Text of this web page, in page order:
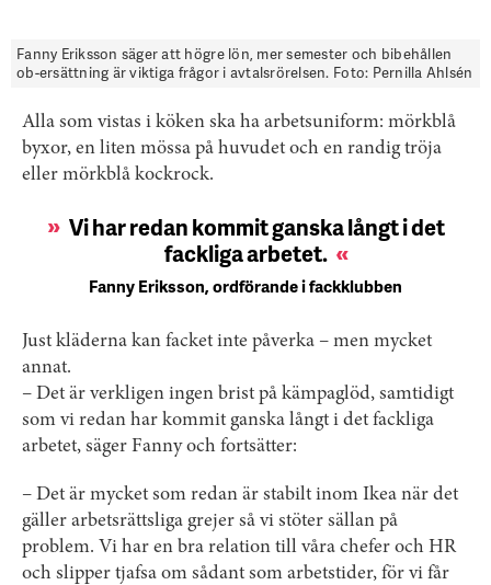
Fanny Eriksson säger att högre lön, mer semester och bibehållen
ob-ersättning är viktiga frågor i avtalsrörelsen. Foto: Pernilla Ahlsén
Alla som vistas i köken ska ha arbetsuniform: mörkblå
byxor, en liten mössa på huvudet och en randig tröja
eller mörkblå kockrock.
Vi har redan kommit ganska långt i det
fackliga arbetet.
Fanny Eriksson, ordförande i fackklubben
Just kläderna kan facket inte påverka – men mycket
annat.
– Det är verkligen ingen brist på kämpaglöd, samtidigt
som vi redan har kommit ganska långt i det fackliga
arbetet, säger Fanny och fortsätter:
– Det är mycket som redan är stabilt inom Ikea när det
gäller arbetsrättsliga grejer så vi stöter sällan på
problem. Vi har en bra relation till våra chefer och HR
och slipper tjafsa om sådant som arbetstider, för vi får